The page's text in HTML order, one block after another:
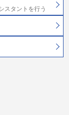
スタントを行う